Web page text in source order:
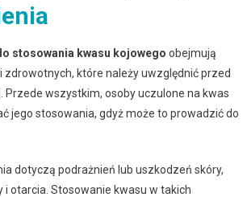
stosowania kwasu kojowego obejmują
zdrowotnych, które należy uwzględnić przed
Przede wszystkim, osoby uczulone na kwas
jego stosowania, gdyż może to prowadzić do
dotyczą podrażnień lub uszkodzeń skóry,
i otarcia. Stosowanie kwasu w takich